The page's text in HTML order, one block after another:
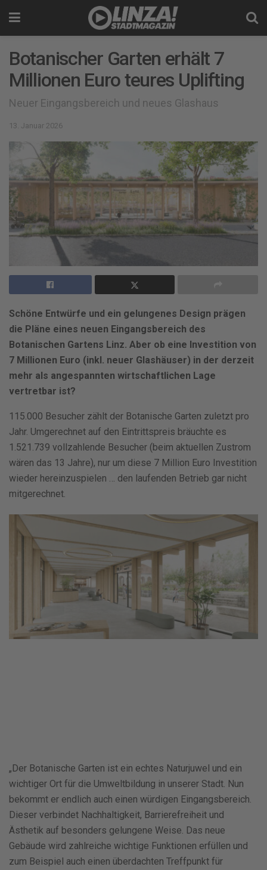
Botanischer Garten erhält 7
Millionen Euro teures Uplifting
Neuer Eingangsbereich und neues Glashaus
13. Januar 2026
Schöne Entwürfe und ein gelungenes Design prägen
die Pläne eines neuen Eingangsbereich des
Botanischen Gartens Linz. Aber ob eine Investition von
7 Millionen Euro (inkl. neuer Glashäuser) in der derzeit
mehr als angespannten wirtschaftlichen Lage
vertretbar ist?
115.000 Besucher zählt der Botanische Garten zuletzt pro
Jahr. Umgerechnet auf den Eintrittspreis bräuchte es
1.521.739 vollzahlende Besucher (beim aktuellen Zustrom
wären das 13 Jahre), nur um diese 7 Million Euro Investition
wieder hereinzuspielen … den laufenden Betrieb gar nicht
mitgerechnet.
„Der Botanische Garten ist ein echtes Naturjuwel und ein
wichtiger Ort für die Umweltbildung in unserer Stadt. Nun
bekommt er endlich auch einen würdigen Eingangsbereich.
Dieser verbindet Nachhaltigkeit, Barrierefreiheit und
Ästhetik auf besonders gelungene Weise. Das neue
Gebäude wird zahlreiche wichtige Funktionen erfüllen und
zum Beispiel auch einen überdachten Treffpunkt für